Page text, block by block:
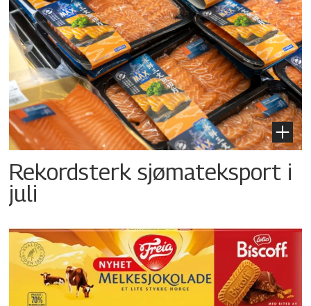
Rekordsterk sjømateksport i
juli